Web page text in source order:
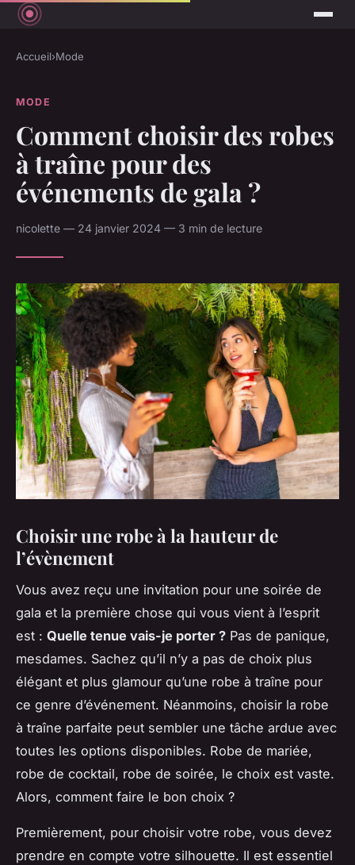
Accueil›Mode
MODE
Comment choisir des robes
à traîne pour des
événements de gala ?
nicolette — 24 janvier 2024 — 3 min de lecture
Choisir une robe à la hauteur de
l’évènement
Vous avez reçu une invitation pour une soirée de
gala et la première chose qui vous vient à l’esprit
est : Quelle tenue vais-je porter ? Pas de panique,
mesdames. Sachez qu’il n’y a pas de choix plus
élégant et plus glamour qu’une robe à traîne pour
ce genre d’événement. Néanmoins, choisir la robe
à traîne parfaite peut sembler une tâche ardue avec
toutes les options disponibles. Robe de mariée,
robe de cocktail, robe de soirée, le choix est vaste.
Alors, comment faire le bon choix ?
Premièrement, pour choisir votre robe, vous devez
prendre en compte votre silhouette. Il est essentiel